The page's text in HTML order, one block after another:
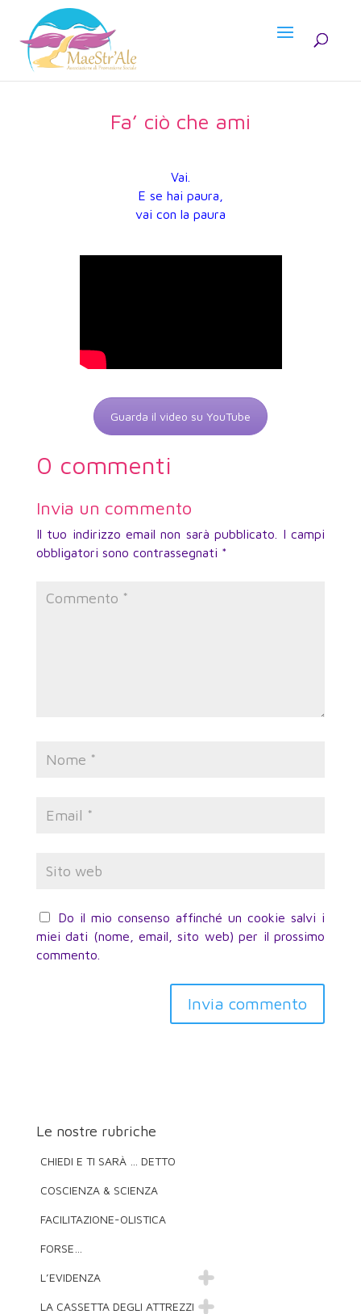
Fa’ ciò che ami
Vai.
E se hai paura,
vai con la paura
Guarda il video su YouTube
0 commenti
Invia un commento
Il tuo indirizzo email non sarà pubblicato.
I campi
obbligatori sono contrassegnati *
Do il mio consenso affinché un cookie salvi i
miei dati (nome, email, sito web) per il prossimo
commento.
Invia commento
Le nostre rubriche
CHIEDI E TI SARÀ … DETTO
COSCIENZA & SCIENZA
FACILITAZIONE-OLISTICA
FORSE…
L’EVIDENZA
LA CASSETTA DEGLI ATTREZZI